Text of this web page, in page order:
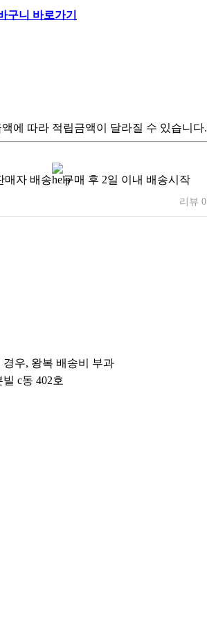
에 따라 적립금액이 달라질 수 있습니다.
매자 배송 구매 후 2일 이내 배송시작
리뷰 0
조국)
률에 따른 원산지 표시
경우, 왕복 배송비 부과
c동 402호